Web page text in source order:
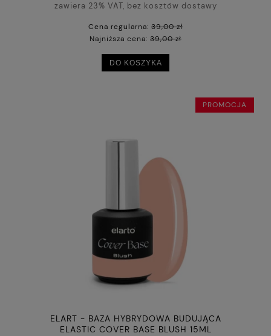
zawiera 23% VAT, bez kosztów dostawy
Cena regularna: 39,00 zł
Najniższa cena: 39,00 zł
DO KOSZYKA
ELART - BAZA HYBRYDOWA BUDUJĄCA
ELASTIC COVER BASE BLUSH 15ML
PROMOCJA